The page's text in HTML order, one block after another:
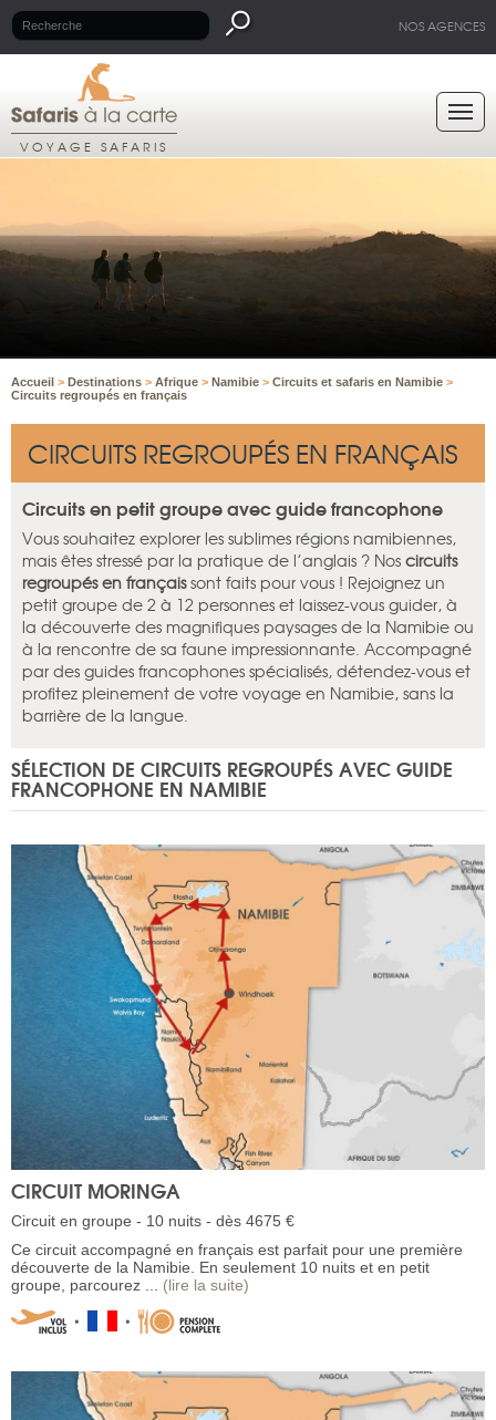
NOS AGENCES
VOYAGE SAFARIS
Accueil > Destinations > Afrique > Namibie > Circuits et safaris en Namibie >
Circuits regroupés en français
CIRCUITS REGROUPÉS EN FRANÇAIS
Circuits en petit groupe avec guide francophone
Vous souhaitez explorer les sublimes régions namibiennes,
mais êtes stressé par la pratique de l’anglais ? Nos circuits
regroupés en françaissont faits pour vous ! Rejoignez un
petit groupe de 2 à 12 personnes et laissez-vous guider, à
la découverte des magnifiques paysages de la Namibie ou
à la rencontre de sa faune impressionnante. Accompagné
par des guides francophones spécialisés, détendez-vous et
profitez pleinement de votre voyage en Namibie, sans la
barrière de la langue.
SÉLECTION DE CIRCUITS REGROUPÉS AVEC GUIDE
FRANCOPHONE EN NAMIBIE
CIRCUIT MORINGA
Circuit en groupe - 10 nuits - dès 4675 €
Ce circuit accompagné en français est parfait pour une première
découverte de la Namibie. En seulement 10 nuits et en petit
groupe, parcourez ... (lire la suite)